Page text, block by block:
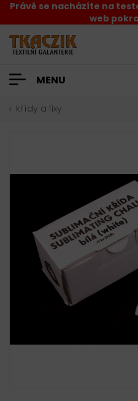
Právě se nacházíte na
web
MENU
křídy a fixy